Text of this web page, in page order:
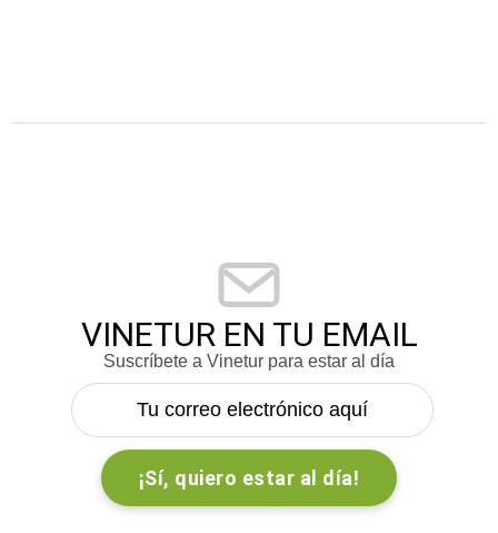
VINETUR EN TU EMAIL
Suscríbete a Vinetur para estar al día